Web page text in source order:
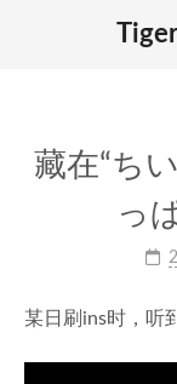
藏在“ち
っ
某日刷ins时，听